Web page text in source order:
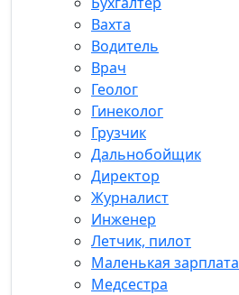
Вахта
Водитель
Врач
Геолог
Гинеколог
Грузчик
Дальнобойщик
Директор
Журналист
Инженер
Летчик, пилот
Маленькая зарплата
Медсестра